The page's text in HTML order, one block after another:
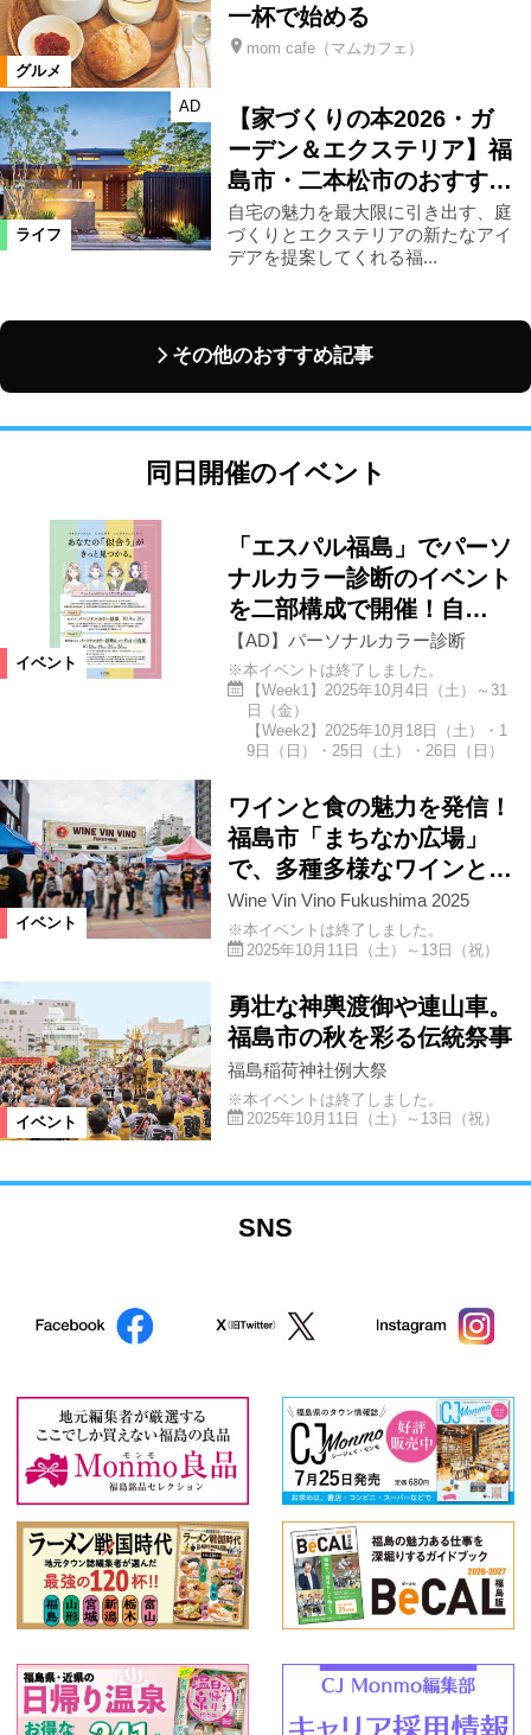
グルメ
一杯で始める
mom cafe（マムカフェ）
ライフ
AD
【家づくりの本2026・ガ
ーデン＆エクステリア】福
島市・二本松市のおすす…
自宅の魅力を最大限に引き出す、庭
づくりとエクステリアの新たなアイ
デアを提案してくれる福...
その他のおすすめ記事
同日開催のイベント
イベント
「エスパル福島」でパーソ
ナルカラー診断のイベント
を二部構成で開催！自…
【AD】パーソナルカラー診断
※本イベントは終了しました。
【Week1】2025年10月4日（土）～31
日（金）
【Week2】2025年10月18日（土）・1
9日（日）・25日（土）・26日（日）
イベント
ワインと食の魅力を発信！
福島市「まちなか広場」
で、多種多様なワインと…
Wine Vin Vino Fukushima 2025
※本イベントは終了しました。
2025年10月11日（土）～13日（祝）
イベント
勇壮な神輿渡御や連山車。
福島市の秋を彩る伝統祭事
福島稲荷神社例大祭
※本イベントは終了しました。
2025年10月11日（土）～13日（祝）
SNS